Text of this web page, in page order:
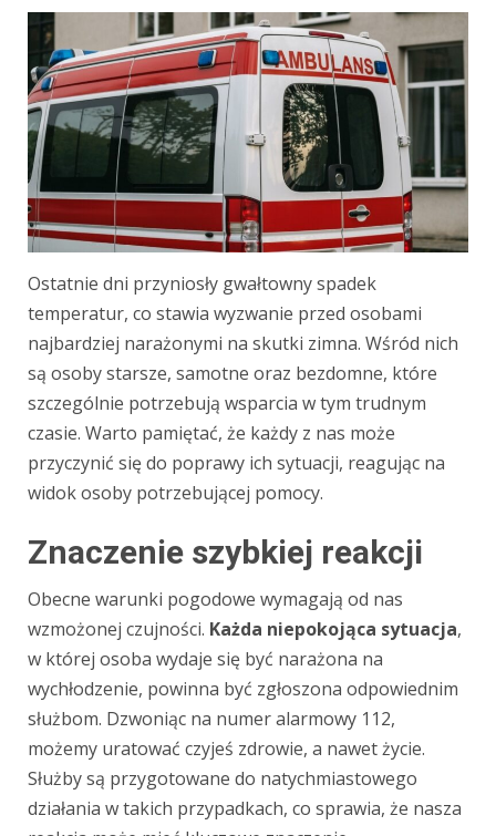
Ostatnie dni przyniosły gwałtowny spadek
temperatur, co stawia wyzwanie przed osobami
najbardziej narażonymi na skutki zimna. Wśród nich
są osoby starsze, samotne oraz bezdomne, które
szczególnie potrzebują wsparcia w tym trudnym
czasie. Warto pamiętać, że każdy z nas może
przyczynić się do poprawy ich sytuacji, reagując na
widok osoby potrzebującej pomocy.
Znaczenie szybkiej reakcji
Obecne warunki pogodowe wymagają od nas
wzmożonej czujności. Każda niepokojąca sytuacja,
w której osoba wydaje się być narażona na
wychłodzenie, powinna być zgłoszona odpowiednim
służbom. Dzwoniąc na numer alarmowy 112,
możemy uratować czyjeś zdrowie, a nawet życie.
Służby są przygotowane do natychmiastowego
działania w takich przypadkach, co sprawia, że nasza